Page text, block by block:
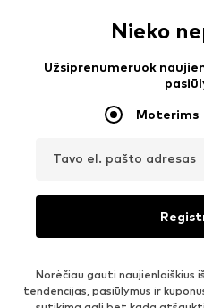
Nieko
Užsiprenumeruok
Moterims
Tavo el. pašto adresas
Norėčiau gauti naujienlaiškius
tendencijas, pasiūlymus ir